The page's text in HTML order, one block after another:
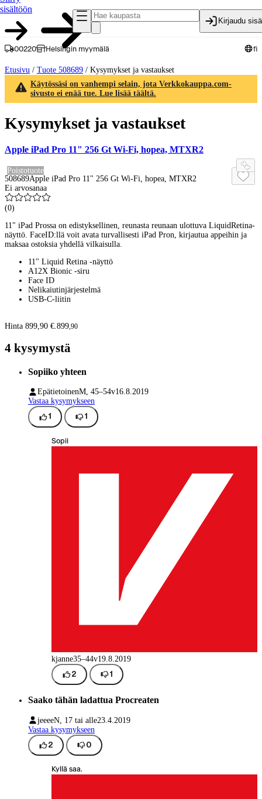
sisältöön
Kirjaudu
00220 Helsingin myymälä fi
Etusivu / Tuote 508689 / Kysymykset ja vastaukset
Käytössäsi on vanhempi selain, jota Verkkokauppa.com-
sivusto ei enää tue. Lue lisää täältä.
Kysymykset ja vastaukset
Apple iPad Pro 11" 256 Gt Wi-Fi, hopea, MTXR2
Poistotuote
508689Apple iPad Pro 11" 256 Gt Wi-Fi, hopea, MTXR2
Ei arvosanaa
(0)
11" iPad Prossa on edistyksellinen, reunasta reunaan ulottuva LiquidRetina‐
näyttö. FaceID:llä voit avata turvallisesti iPad Pron, kirjautua appeihin ja
maksaa ostoksia yhdellä vilkaisulla.
11" Liquid Retina -näyttö
A12X Bionic -siru
Face ID
Nelikaiutinjärjestelmä
USB-C-liitin
Hinta 899,90 €. 899,90
4 kysymystä
Sopiiko yhteen
EpätietoinenM, 45–54v16.8.2019
Vastaa kysymykseen
1 1
Sopii
kjanne35–44v19.8.2019
2 1
Saako tähän ladattua Procreaten
jeeeeN, 17 tai alle23.4.2019
Vastaa kysymykseen
2 0
Kyllä saa.